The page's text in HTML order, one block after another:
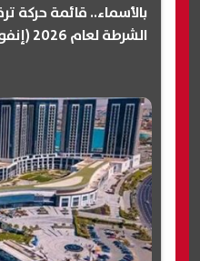
بالأسماء.. قائمة حركة
الشرطة لعام 2026 (إنفوجراف)